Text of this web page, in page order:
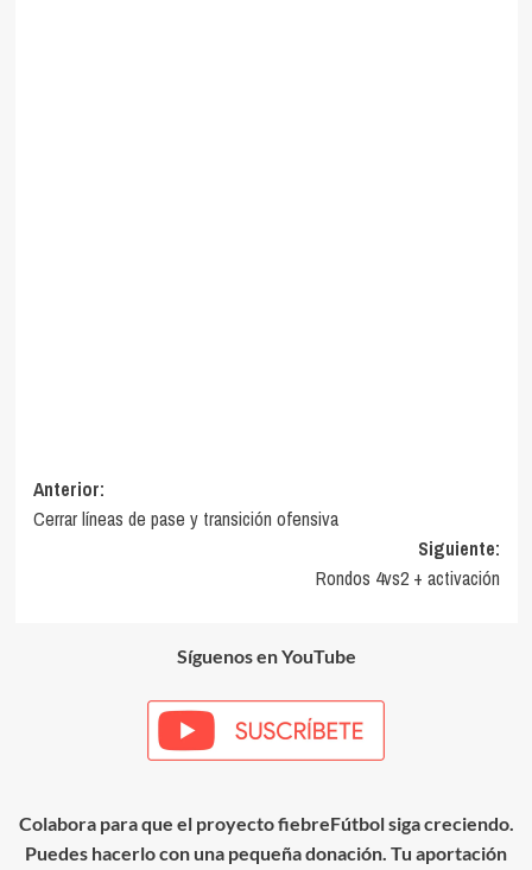
Navegación
de
Anterior:
Cerrar líneas de pase y transición ofensiva
Siguiente:
Rondos 4vs2 + activación
Síguenos en YouTube
Colabora para que el proyecto fiebreFútbol siga creciendo.
Puedes hacerlo con una pequeña donación. Tu aportación